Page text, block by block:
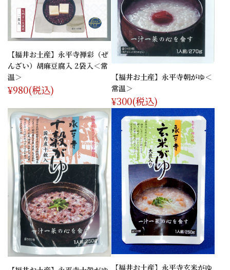
【福井お土産】永平寺禅彩（ぜ
んざい）胡麻豆腐入 2袋入＜常
温＞
¥980(税込)
【福井お土産】永平寺朝がゆ＜
常温＞
¥300(税込)
【福井お土産】永平寺玄米がゆ